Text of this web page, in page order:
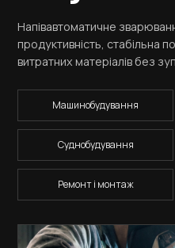
Напівавтоматичне
продуктивність, стабільна
витратних матеріалів без
Машинобудування
Суднобудування
Ремонт і монтаж